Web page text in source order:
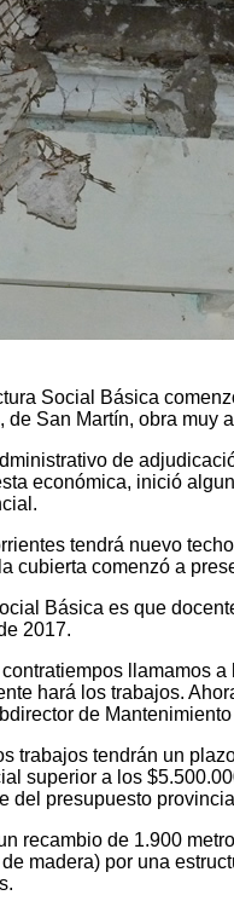
Social Básica
San Martín, obra muy
de
económica, inició
tendrá nuevo
cubierta comenzó a
Básica es que
2017.
llamamos
hará los trabajos.
de
trabajos tendrán un
superior a los
del presupuesto
recambio de 1.900
madera) por una